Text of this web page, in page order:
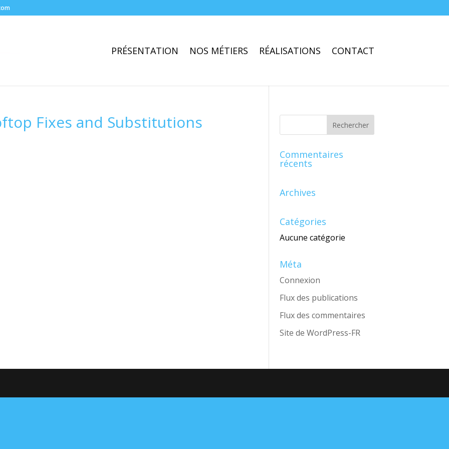
PRÉSENTATION NOS MÉTIERS RÉALISATIONS CONTACT
Fixes and Substitutions
Commentaires
récents
Archives
Catégories
Aucune catégorie
Méta
Connexion
Flux des publications
Flux des commentaires
Site de WordPress-FR